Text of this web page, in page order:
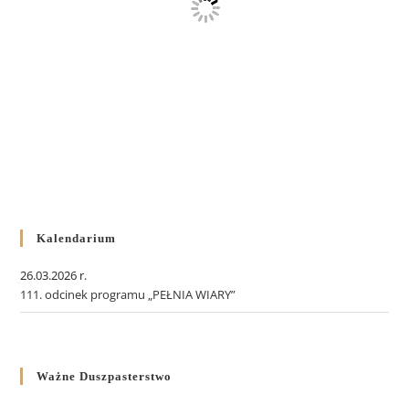
Kalendarium
26.03.2026 r.
111. odcinek programu „PEŁNIA WIARY”
Ważne Duszpasterstwo